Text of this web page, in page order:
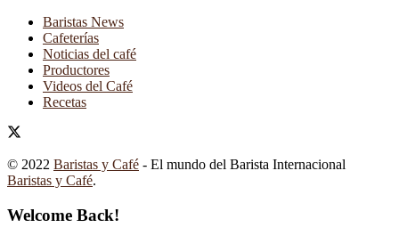
Baristas News
Cafeterías
Noticias del café
Productores
Videos del Café
Recetas
© 2022 Baristas y Café - El mundo del Barista Internacional
Baristas y Café.
Welcome Back!